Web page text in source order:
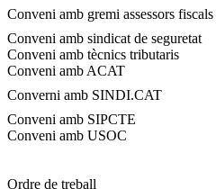
Conveni amb gremi assessors fiscals
Conveni amb sindicat de seguretat
Conveni amb tècnics tributaris
Conveni amb ACAT
Converni amb SINDI.CAT
Conveni amb SIPCTE
Conveni amb USOC
Ordre de treball